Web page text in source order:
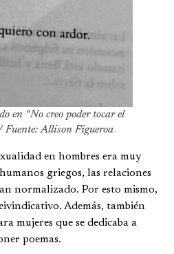
en “No creo poder tocar el
Fuente: Allison Figueroa
en hombres era muy
griegos, las relaciones
normalizado. Por esto mismo,
Además, también
mujeres que se dedicaba a
poemas.